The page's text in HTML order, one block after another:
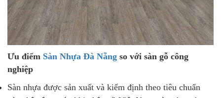
Ưu điểm Sàn Nhựa Đà Nẵng so với sàn gỗ công
nghiệp
Sàn nhựa được sản xuất và kiểm định theo tiêu chuẩn